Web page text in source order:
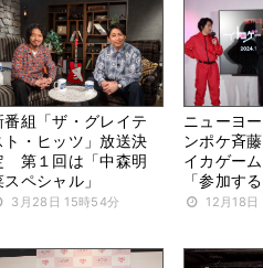
番組「ザ・グレイテ
ト・ヒッツ」放送決
第１回は「中森明
スペシャル」
3月28日 15時54分
ニューヨ
ンポケ斉
イカゲー
「参加す
12月18日